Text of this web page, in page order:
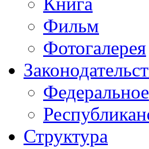
Фильм
Фотогалерея
Федеральное
Структура